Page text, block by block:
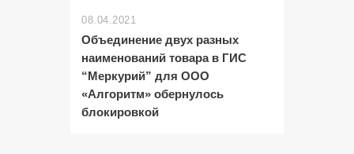
08.04.2021
Объединение двух разных
наименований товара в ГИС
“Меркурий” для ООО
«Алгоритм» обернулось
блокировкой